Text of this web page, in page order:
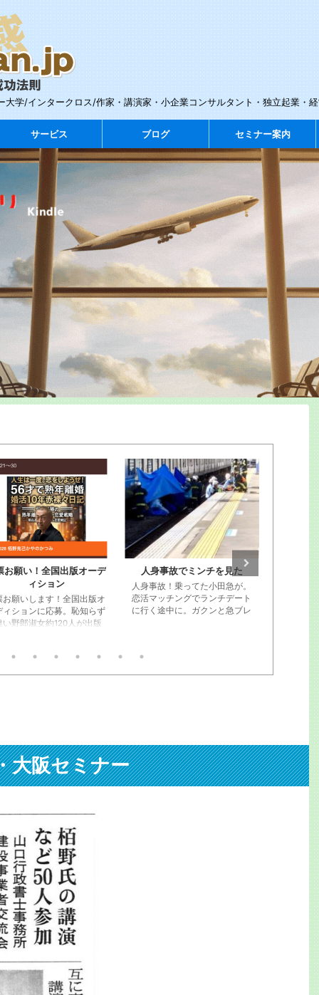
学/インタークロス/作家・講演家・小企業コンサルタント・独立起業・
サービス ブログ セミナー案内
身事故でミンチを見た
事故！乗ってた小田急が。
マッチングでランチデート
く途中に。ガクンと急ブレ
が段階的にかかってストッ
3万人以上に遅延他の影響
ん切断されたのだ。職員と
？救急員？が慣れた手つき
ってビニール袋へ。が、線
敷石ゴロゴロに引っかかっ
栢野克己20250910セミナ
ー東京神田
カヤ
写真が
の動画
大阪セミナー